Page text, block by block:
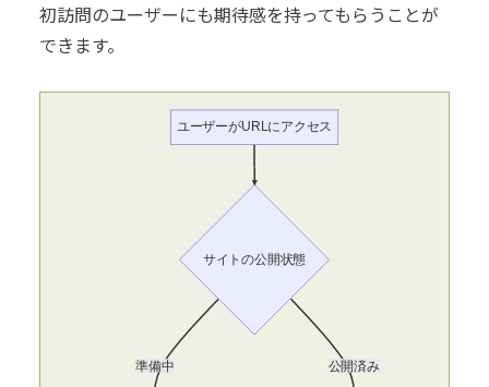
初訪問のユーザーにも期待感を持ってもらうことが
できます。
準備中 公開済み
ユーザーがURLにアクセス
サイトの公開状態